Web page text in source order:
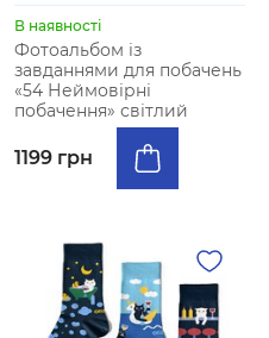
В наявності
Фотоальбом із
завданнями для побачень
«54 Неймовірні
побачення» світлий
1199 грн